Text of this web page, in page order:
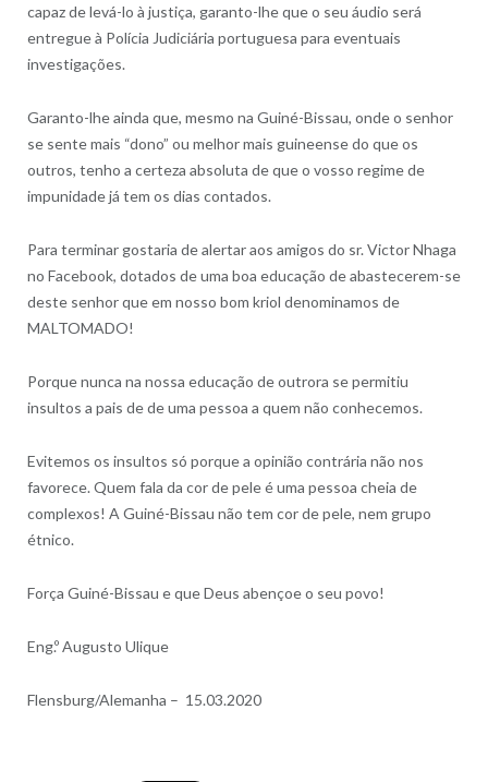
capaz de levá-lo à justiça, garanto-lhe que o seu áudio será
entregue à Polícia Judiciária portuguesa para eventuais
investigações.
Garanto-lhe ainda que, mesmo na Guiné-Bissau, onde o senhor
se sente mais “dono” ou melhor mais guineense do que os
outros, tenho a certeza absoluta de que o vosso regime de
impunidade já tem os dias contados.
Para terminar gostaria de alertar aos amigos do sr. Victor Nhaga
no Facebook, dotados de uma boa educação de abastecerem-se
deste senhor que em nosso bom kriol denominamos de
MALTOMADO!
Porque nunca na nossa educação de outrora se permitiu
insultos a pais de de uma pessoa a quem não conhecemos.
Evitemos os insultos só porque a opinião contrária não nos
favorece. Quem fala da cor de pele é uma pessoa cheia de
complexos! A Guiné-Bissau não tem cor de pele, nem grupo
étnico.
Força Guiné-Bissau e que Deus abençoe o seu povo!
Eng.º Augusto Ulique
Flensburg/Alemanha – 15.03.2020